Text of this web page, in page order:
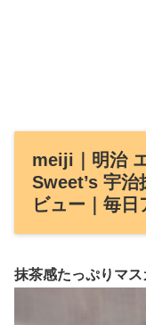
meiji｜明治
Sweet’s 宇治
ビュー｜毎日
抹茶感たっぷりマ